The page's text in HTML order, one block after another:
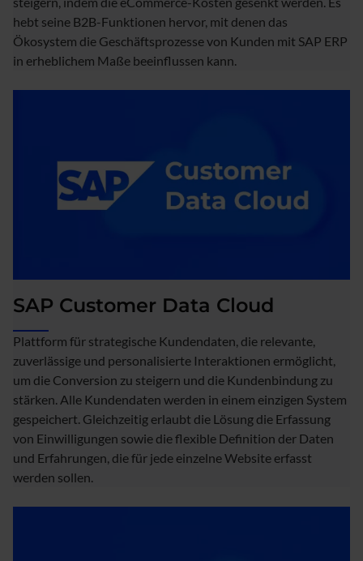
hebt seine B2B-Funktionen hervor, mit denen das
Ökosystem die Geschäftsprozesse von Kunden mit SAP ERP
in erheblichem Maße beeinflussen kann.
SAP Customer Data Cloud
Plattform für strategische Kundendaten, die relevante,
zuverlässige und personalisierte Interaktionen ermöglicht,
um die Conversion zu steigern und die Kundenbindung zu
stärken. Alle Kundendaten werden in einem einzigen System
gespeichert. Gleichzeitig erlaubt die Lösung die Erfassung
von Einwilligungen sowie die flexible Definition der Daten
und Erfahrungen, die für jede einzelne Website erfasst
werden sollen.